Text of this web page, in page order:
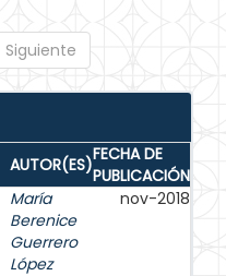
Siguiente
AUTOR(ES)FECHA DE
PUBLICACIÓN
María
Berenice
Guerrero
López
nov-2018